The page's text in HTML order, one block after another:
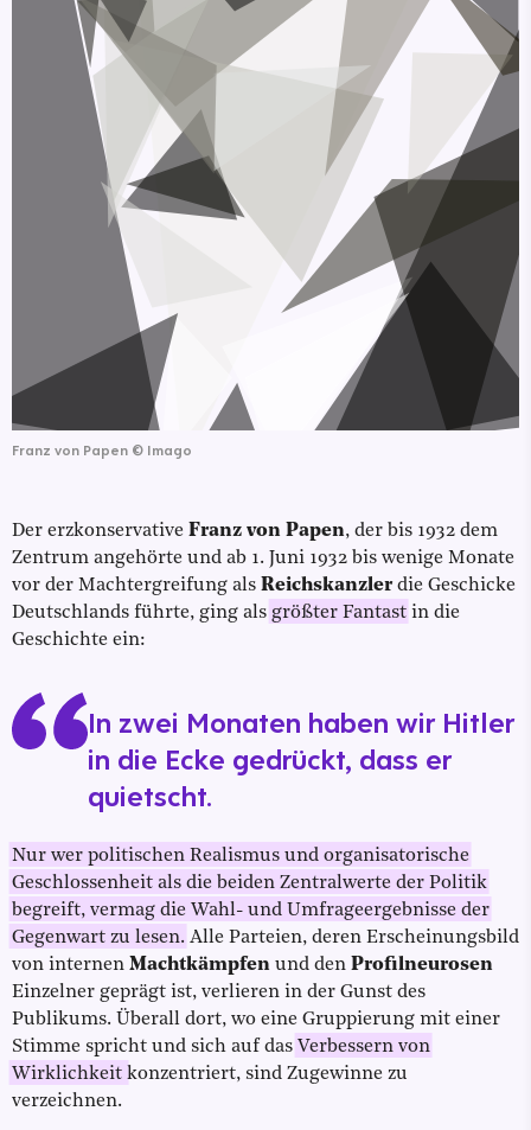
Franz von Papen © Imago
Der erzkonservative Franz von Papen, der bis 1932 dem
Zentrum angehörte und ab 1. Juni 1932 bis wenige Monate
vor der Machtergreifung als Reichskanzlerdie Geschicke
Deutschlands führte, ging als größter Fantast in die
Geschichte ein:
In zwei Monaten haben wir Hitler
in die Ecke gedrückt, dass er
quietscht.
Nur wer politischen Realismus und organisatorische
Geschlossenheit als die beiden Zentralwerte der Politik
begreift, vermag die Wahl- und Umfrageergebnisse der
Gegenwart zu lesen. Alle Parteien, deren Erscheinungsbild
von internen Machtkämpfen und den Profilneurosen
Einzelner geprägt ist, verlieren in der Gunst des
Publikums. Überall dort, wo eine Gruppierung mit einer
Stimme spricht und sich auf das Verbessern von
Wirklichkeit konzentriert, sind Zugewinne zu
verzeichnen.